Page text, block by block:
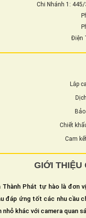
Chi Nhánh 1:
Điện
Lắp
Chiết
Cam
GIỚI THIỆU
Thành Phát tự hào là đơn
đáp ứng tốt các nhu cầu
nhỏ khác với camera quan